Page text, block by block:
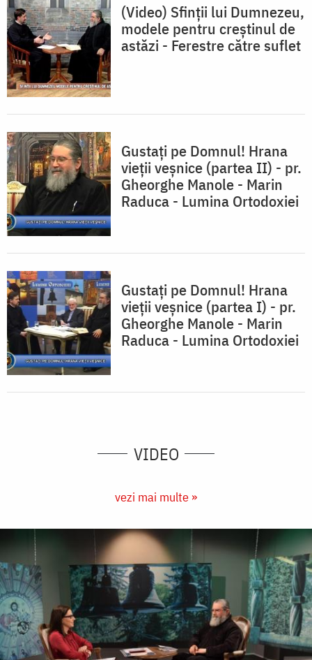
(Video) Sfinții lui Dumnezeu,
modele pentru creștinul de
astăzi - Ferestre către suflet
Gustați pe Domnul! Hrana
vieții veșnice (partea II) - pr.
Gheorghe Manole - Marin
Raduca - Lumina Ortodoxiei
Gustați pe Domnul! Hrana
vieții veșnice (partea I) - pr.
Gheorghe Manole - Marin
Raduca - Lumina Ortodoxiei
VIDEO
vezi mai multe »